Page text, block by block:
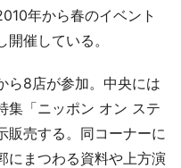
年から春のイベント
催している。
ら8店が参加。中央には
集「ニッポン オン ステ
販売する。同コーナーに
にまつわる資料や上方演